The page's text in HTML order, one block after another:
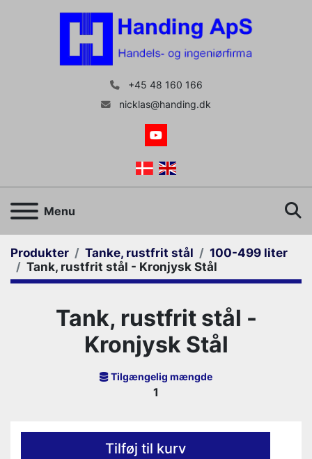
+45 48 160 166
nicklas@handing.dk
youtube
Menu
Produkter Tanke, rustfrit stål
100-499 liter
Tank, rustfrit stål - Kronjysk Stål
Tank, rustfrit stål -
Kronjysk Stål
Tilgængelig mængde
1
Tilføj til kurv